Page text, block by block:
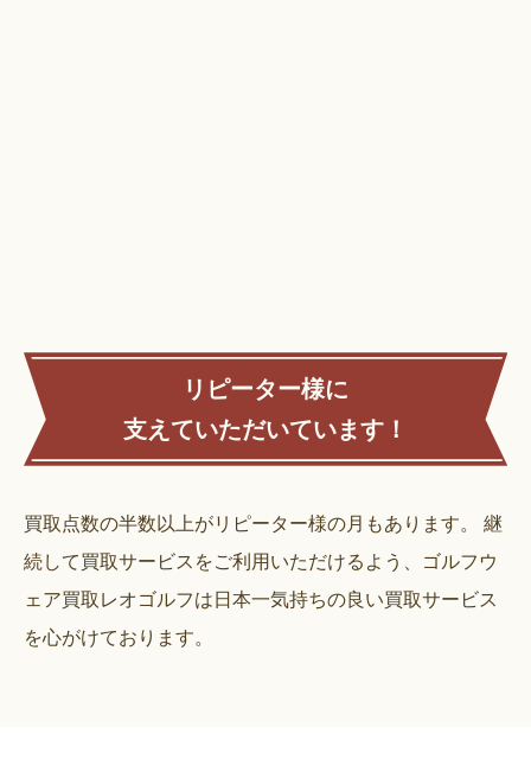
リピーター様に
支えていただいています！
買取点数の半数以上がリピーター様の月もあります。
継
続して買取サービスをご利用いただけるよう、ゴルフウ
ェア買取レオゴルフは日本一気持ちの良い買取サービス
を心がけております。